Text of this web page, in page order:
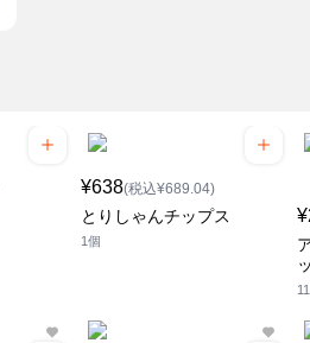
¥638(税込¥689.04)
とりしゃんチップス
1個